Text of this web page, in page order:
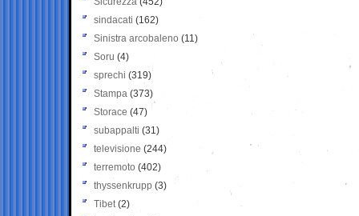
sindacati (162)
Sinistra arcobaleno (11)
Soru (4)
sprechi (319)
Stampa (373)
Storace (47)
subappalti (31)
televisione(244)
terremoto (402)
thyssenkrupp (3)
Tibet(2)